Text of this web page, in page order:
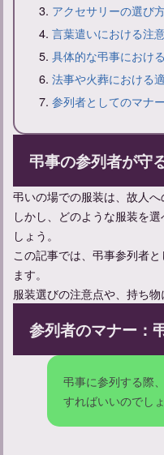
て
亡くなることについて：類
アクセサリーの選び
言葉遣いにおける注
具体的な弔事におけ
法事や火葬における
参列者としてのマナ
弔事の参列者が守
弔いの場での服装は、故人へ
しかし、どのような服装を
しょう。
この記事では、弔事参列者
ます。
服装選びの注意点や、持ち物
参列者のマナー：
弔事に参列する際
すればいいのでし